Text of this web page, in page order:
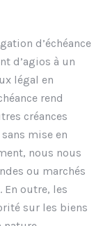
d’échéance
d’agios à un
légal en
rend
créances
mise en
nous nous
ou marchés
En outre, les
sur les biens